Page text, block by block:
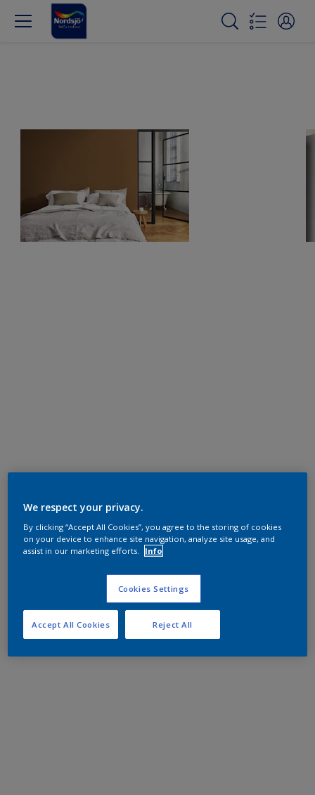
We respect your privacy.
By clicking “Accept All Cookies”, you agree to the storing of cookies
on your device to enhance site navigation, analyze site usage, and
assist in our marketing efforts.
Info
Cookies Settings
Reject All
Accept All Cookies